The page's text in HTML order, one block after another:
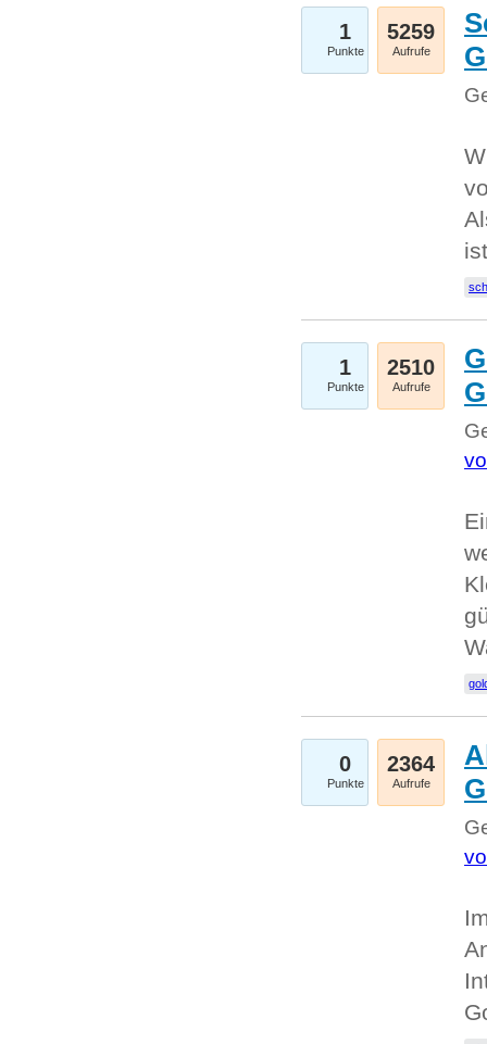
1
Punkte
5259
Aufrufe
1
Punkte
2510
Aufrufe
0
Punkte
2364
Aufrufe